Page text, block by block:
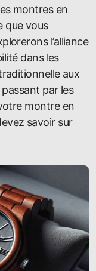
montres en
que vous
l’alliance
dans les
aux
par les
montre en
savoir sur